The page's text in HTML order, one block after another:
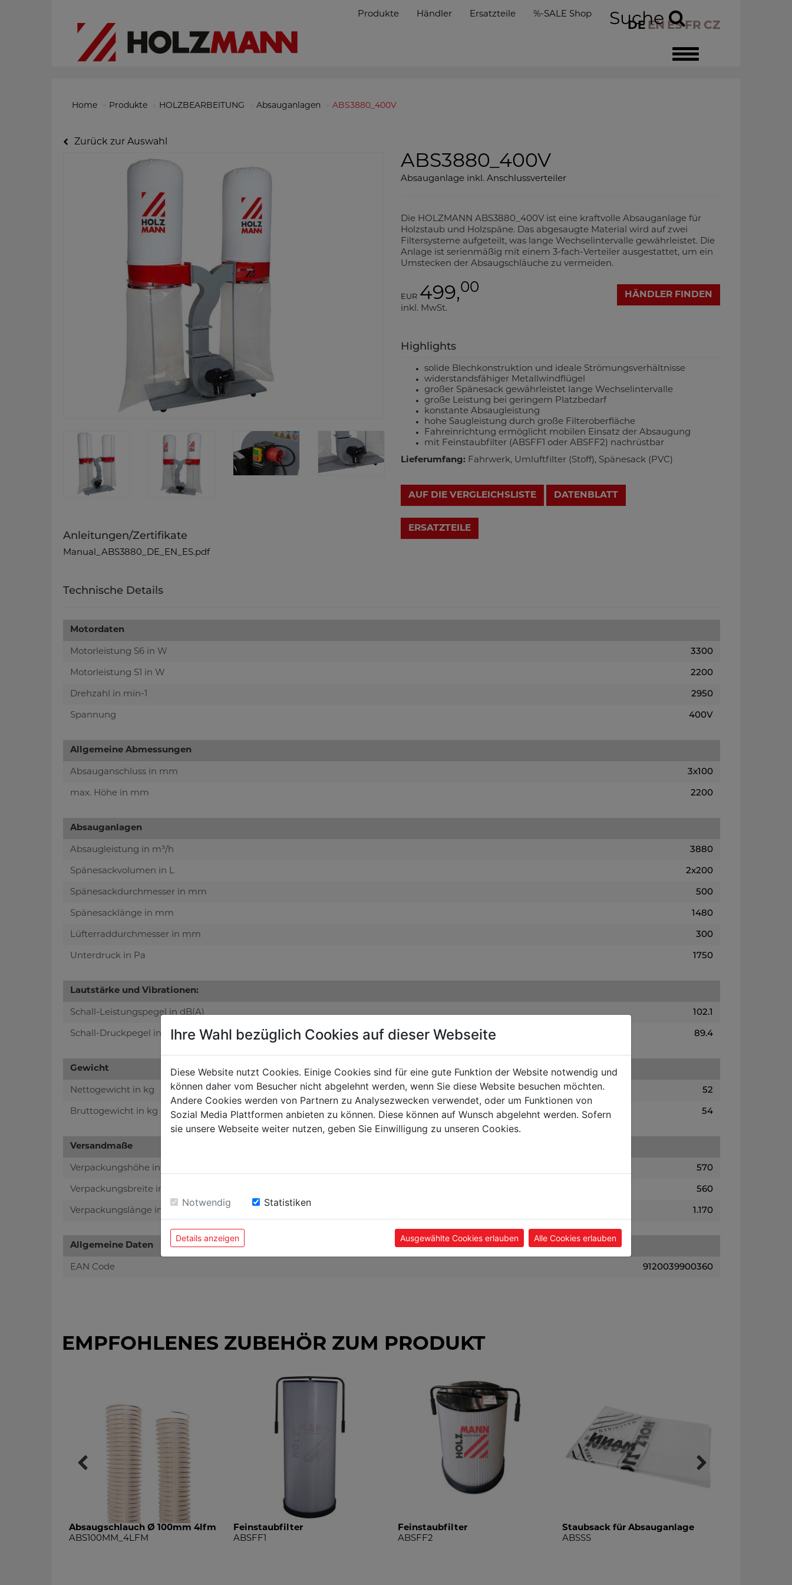
Toggle
navigation
DE EN ES FR CZ
Produkte Händler Ersatzteile %-SALE Shop Suche
Home Produkte HOLZBEARBEITUNG Absauganlagen ABS3880_400V
Zurück zur Auswahl
Anleitungen/Zertifikate
Manual_ABS3880_DE_EN_ES.pdf
ABS3880_400V
Absauganlage inkl. Anschlussverteiler
Die HOLZMANN ABS3880_400V ist eine kraftvolle Absauganlage für
Holzstaub und Holzspäne. Das abgesaugte Material wird auf zwei
Filtersysteme aufgeteilt, was lange Wechselintervalle gewährleistet. Die
Anlage ist serienmäßig mit einem 3-fach-Verteiler ausgestattet, um ein
Umstecken der Absaugschläuche zu vermeiden.
EUR 499,00
inkl. MwSt.
HÄNDLER FINDEN
Highlights
solide Blechkonstruktion und ideale Strömungsverhältnisse
widerstandsfähiger Metallwindflügel
großer Spänesack gewährleistet lange Wechselintervalle
große Leistung bei geringem Platzbedarf
konstante Absaugleistung
hohe Saugleistung durch große Filteroberfläche
Fahreinrichtung ermöglicht mobilen Einsatz der Absaugung
mit Feinstaubfilter (ABSFF1 oder ABSFF2) nachrüstbar
Lieferumfang:Fahrwerk, Umluftfilter (Stoff), Spänesack (PVC)
AUF DIE VERGLEICHSLISTE DATENBLATT
Technische Details
Motordaten
Motorleistung S6 in W 3300
Motorleistung S1 in W 2200
Drehzahl in min-1 2950
Spannung 400V
Allgemeine Abmessungen
Absauganschluss in mm 3x100
max. Höhe in mm 2200
Absauganlagen
Absaugleistung in m³/h 3880
Spänesackvolumen in L 2x200
Spänesackdurchmesser in mm 500
Spänesacklänge in mm 1480
Lüfterraddurchmesser in mm 300
Unterdruck in Pa 1750
Lautstärke und Vibrationen:
Schall-Leistungspegel in dB(A) 102.1
Schall-Druckpegel in dB(A) 89.4
Gewicht
Nettogewicht in kg 52
Bruttogewicht in kg 54
Versandmaße
Verpackungshöhe in mm 570
Verpackungsbreite in mm 560
Verpackungslänge in mm 1.170
Allgemeine Daten
EAN Code 9120039900360
EMPFOHLENES ZUBEHÖR ZUM PRODUKT
Absaugschlauch Ø 100mm 4lfm
ABS100MM_4LFM
Feinstaubfilter
ABSFF1
Feinstaubfilter
ABSFF2
Staubsack für Absauganlage
ABSSS
Ihre Wahl bezüglich Cookies auf dieser Webseite
Diese Website nutzt Cookies. Einige Cookies sind für eine gute Funktion der Website notwendig und
können daher vom Besucher nicht abgelehnt werden, wenn Sie diese Website besuchen möchten.
Andere Cookies werden von Partnern zu Analysezwecken verwendet, oder um Funktionen von
Sozial Media Plattformen anbieten zu können. Diese können auf Wunsch abgelehnt werden. Sofern
sie unsere Webseite weiter nutzen, geben Sie Einwilligung zu unseren Cookies.
Notwendig Statistiken
Details anzeigen Ausgewählte Cookies erlauben Alle Cookies erlauben